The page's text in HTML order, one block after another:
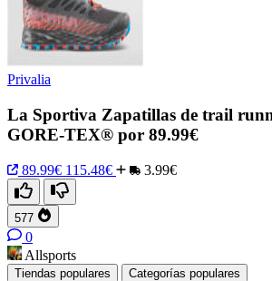
Privalia
La Sportiva Zapatillas de trail
GORE-TEX® por 89.99€
89.99€ 115.48€ 3.99€
577
0
Allsports
Tiendas populares Categorías populares